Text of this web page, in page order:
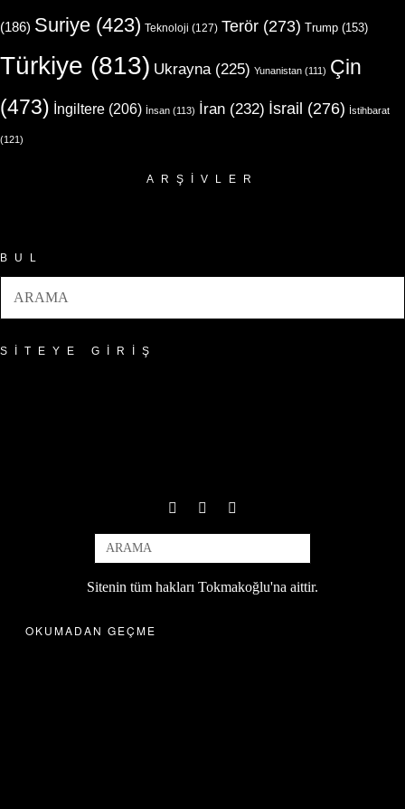
(186) Suriye (423) Teknoloji (127) Terör (273) Trump (153)
Türkiye (813) Ukrayna(225) Yunanistan (111) Çin
(473) İngiltere (206) İnsan (113) İran (232) İsrail (276) İstihbarat
(121)
ARŞIVLER
BUL
SITEYE GIRIŞ
Sitenin tüm hakları Tokmakoğlu'na aittir.
OKUMADAN GEÇME